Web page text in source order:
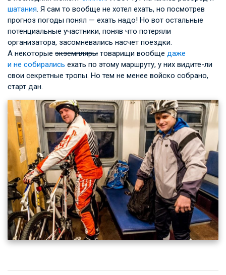
шатания. Я сам то вообще не хотел ехать, но посмотрев
прогноз погоды понял — ехать надо! Но вот остальные
потенциальные участники, поняв что потеряли
организатора, засомневались насчет поездки.
А некоторые экземпляры товарищи вообще даже
и не собирались ехать по этому маршруту, у них видите-ли
свои секретные тропы. Но тем не менее войско собрано,
старт дан.